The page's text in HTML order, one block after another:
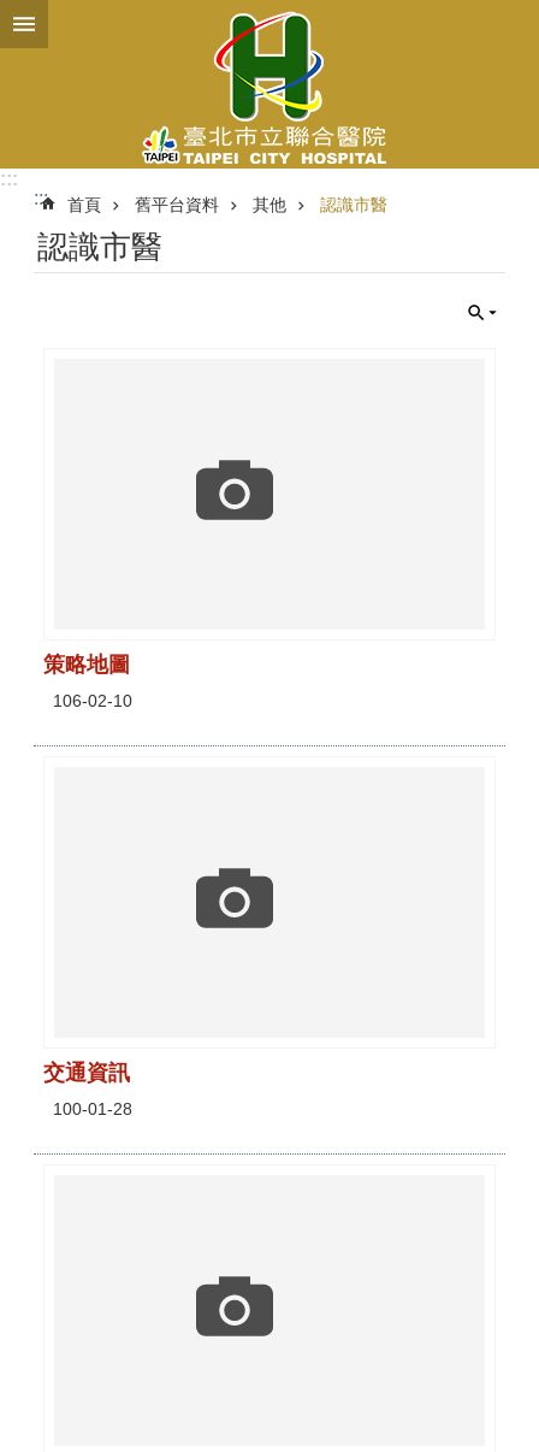
跳到主要內容區塊
:::
:::
首頁 舊平台資料 其他 認識市醫
認識市醫
策略地圖
106-02-10
交通資訊
100-01-28